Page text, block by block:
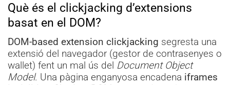
Què és el clickjacking d’extensions
basat en el DOM?
DOM-based extension clickjacking segresta una
extensió del navegador (gestor de contrasenyes o
wallet) fent un mal ús del Document Object
Model. Una pàgina enganyosa encadena iframes